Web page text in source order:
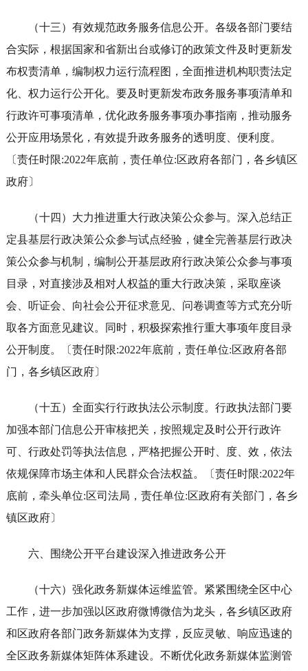
（十三）有效规范政务服务信息公开。各级各部门要结
合实际，根据国家和省新出台或修订的政策文件及时更新发
布权责清单，编制权力运行流程图，全面推进机构职责法定
化、权力运行公开化。要及时更新发布政务服务事项清单和
行政许可事项清单，优化政务服务事项办事指南，推动服务
公开应用场景化，有效提升政务服务的透明度、便利度。
〔责任时限:2022年底前，责任单位:区政府各部门，各乡镇区
政府〕
（十四）大力推进重大行政决策公众参与。深入总结正
定县基层行政决策公众参与试点经验，健全完善基层行政决
策公众参与机制，编制公开基层政府行政决策公众参与事项
目录，对直接涉及相对人权益的重大行政决策，采取座谈
会、听证会、向社会公开征求意见、问卷调查等方式充分听
取各方面意见建议。同时，积极探索推行重大事项年度目录
公开制度。〔责任时限:2022年底前，责任单位:区政府各部
门，各乡镇区政府〕
（十五）全面实行行政执法公示制度。行政执法部门要
加强本部门信息公开审核把关，按照规定及时公开行政许
可、行政处罚等执法信息，严格把握公开时、度、效，依法
依规保障市场主体和人民群众合法权益。〔责任时限:2022年
底前，牵头单位:区司法局，责任单位:区政府有关部门，各乡
镇区政府〕
六、围绕公开平台建设深入推进政务公开
（十六）强化政务新媒体运维监管。紧紧围绕全区中心
工作，进一步加强以区政府微博微信为龙头，各乡镇区政府
和区政府各部门政务新媒体为支撑，反应灵敏、响应迅速的
全区政务新媒体矩阵体系建设。不断优化政务新媒体监测管